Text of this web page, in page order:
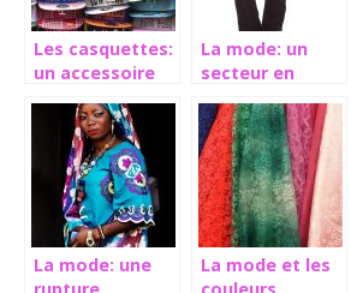
Les casquettes:
un accessoire
mode
La mode: un
secteur en
changement
La mode: une
La mode et les